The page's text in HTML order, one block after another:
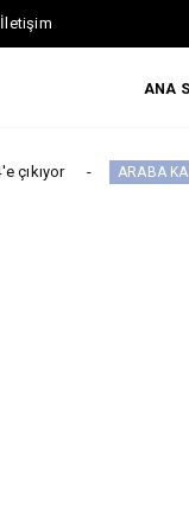
İletişim
ANA
ARABA KAMPANYALARI